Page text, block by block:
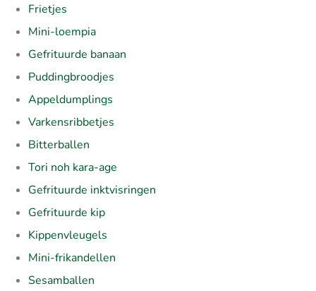
Frietjes
Mini-loempia
Gefrituurde banaan
Puddingbroodjes
Appeldumplings
Varkensribbetjes
Bitterballen
Tori noh kara-age
Gefrituurde inktvisringen
Gefrituurde kip
Kippenvleugels
Mini-frikandellen
Sesamballen